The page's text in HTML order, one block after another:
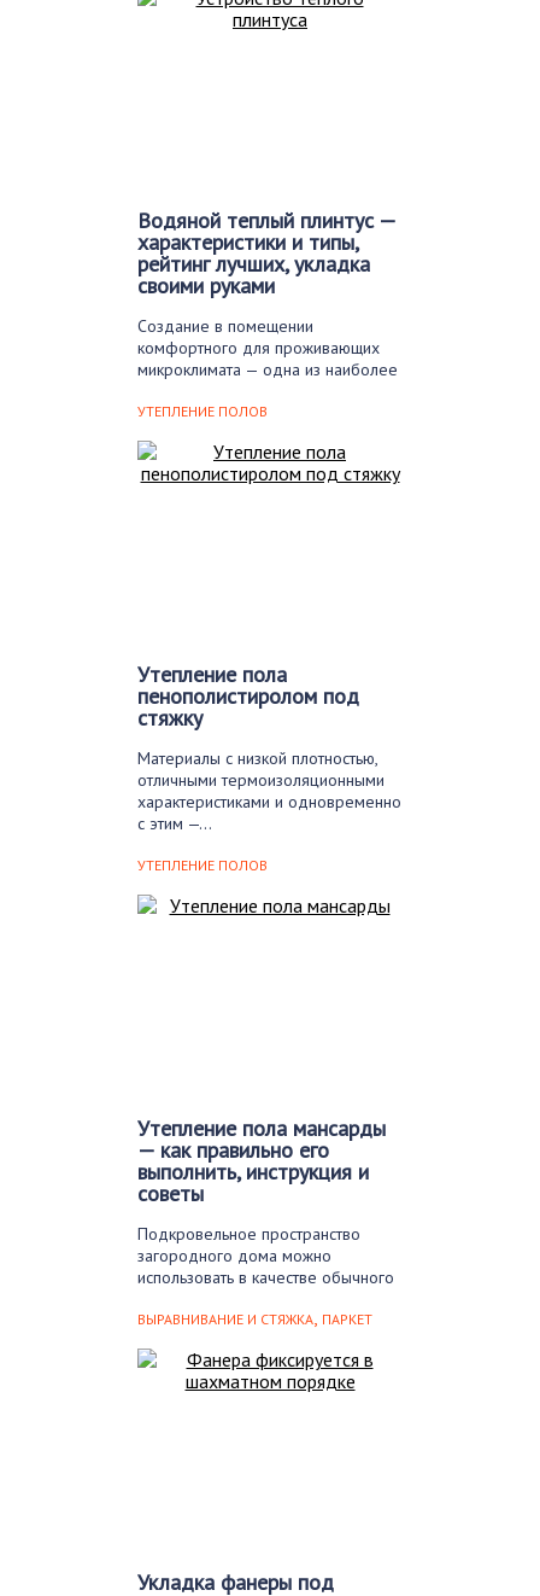
Водяной теплый плинтус —
характеристики и типы,
рейтинг лучших, укладка
своими руками
Создание в помещении
комфортного для проживающих
микроклимата — одна из наиболее
УТЕПЛЕНИЕ ПОЛОВ
Утепление пола
пенополистиролом под
стяжку
Материалы с низкой плотностью,
отличными термоизоляционными
характеристиками и одновременно
с этим —…
УТЕПЛЕНИЕ ПОЛОВ
Утепление пола мансарды
— как правильно его
выполнить, инструкция и
советы
Подкровельное пространство
загородного дома можно
использовать в качестве обычного
ВЫРАВНИВАНИЕ И СТЯЖКА, ПАРКЕТ
Укладка фанеры под